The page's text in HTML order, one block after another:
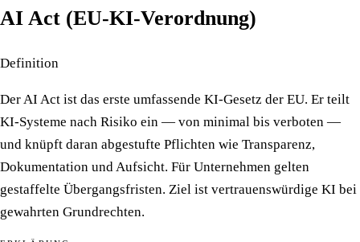
AI Act (EU-KI-Verordnung)
Definition
Der AI Act ist das erste umfassende KI-Gesetz der EU. Er teilt
KI-Systeme nach Risiko ein — von minimal bis verboten —
und knüpft daran abgestufte Pflichten wie Transparenz,
Dokumentation und Aufsicht. Für Unternehmen gelten
gestaffelte Übergangsfristen. Ziel ist vertrauenswürdige KI bei
gewahrten Grundrechten.